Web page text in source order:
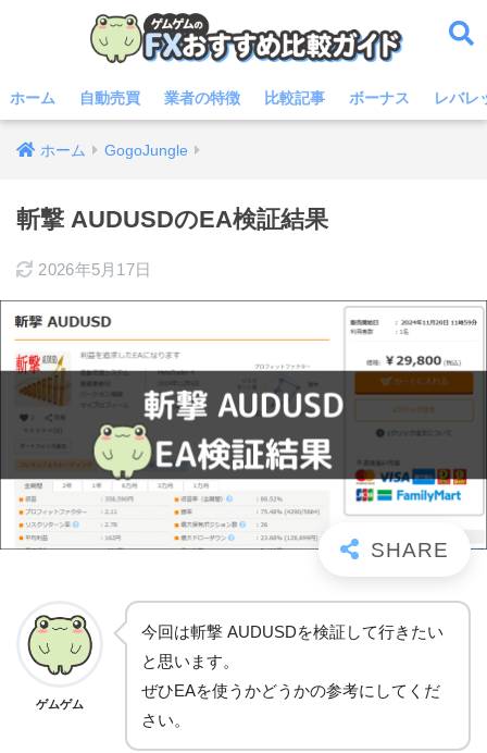
ホーム 自動売買 業者の特徴 比較記事 ボーナス レバレ
ホーム GogoJungle
斬撃 AUDUSDのEA検証結果
2026年5月17日
ゲムゲム
今回は斬撃 AUDUSDを検証して行きたい
と思います。
ぜひEAを使うかどうかの参考にしてくだ
さい。